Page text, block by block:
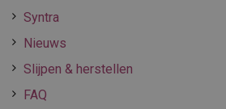
Syntra
Nieuws
Slijpen & herstellen
FAQ